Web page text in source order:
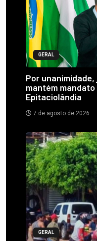
GERAL
Por
mantém
Epitaciolândia
7 de agosto de 2026
GERAL